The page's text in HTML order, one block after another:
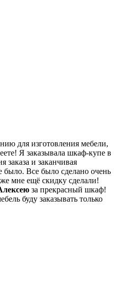
для изготовления мебели,
Я заказывала шкаф-купе в
заказа и заканчивая
Все было сделано очень
мне ещё скидку сделали!
за прекрасный шкаф!
буду заказывать только